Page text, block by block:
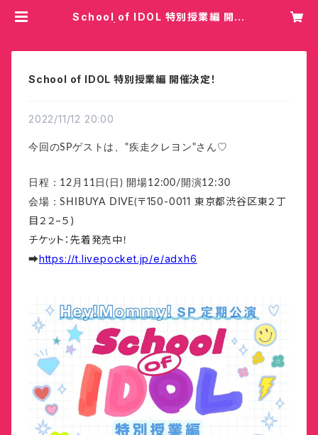
School of IDOL 特別授業編 開催
School of IDOL 特別授業編 開催決定！
2022/11/12 20:00
今回のSPゲストは、"疾走クレヨン"さん♡
日程：12月11日(日) 開場12:00/開演12:30
会場：SHIBUYA DIVE( 〒150-0011 東京都渋谷区東２丁
目２２−５)
チケット：先着発売中！
➡https://t.livepocket.jp/e/adxh6